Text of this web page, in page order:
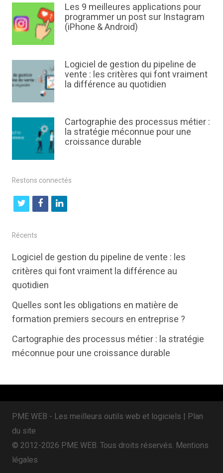
Les 9 meilleures applications pour
programmer un post sur Instagram
(iPhone & Android)
Logiciel de gestion du pipeline de
vente : les critères qui font vraiment
la différence au quotidien
Cartographie des processus métier :
la stratégie méconnue pour une
croissance durable
Restons connectés
t
i
t
t
e
f
b
o
k
l
e
i
n
Récents
Logiciel de gestion du pipeline de vente : les
critères qui font vraiment la différence au
quotidien
Quelles sont les obligations en matière de
formation premiers secours en entreprise ?
Cartographie des processus métier : la stratégie
méconnue pour une croissance durable
PME WEB - Les meilleurs outils web et logiciels | Plan
du site
© 2012-2026 PME WEB. Tous droits réservés. Mentions
légales